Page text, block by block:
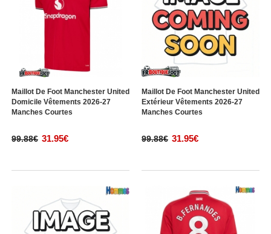
Maillot De Foot Manchester United
Domicile Vêtements 2026-27
Manches Courtes
99.88€ 31.95€
Maillot De Foot Manchester United
Extérieur Vêtements 2026-27
Manches Courtes
99.88€ 31.95€